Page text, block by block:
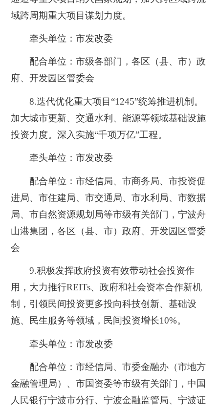
域跨周期重大项目谋划力度。
牵头单位：市发改委
配合单位：市级各部门，各区（县、市）政
府、开发园区管委会
8.迭代优化重大项目“1245”统筹推进机制。
加大城市更新、交通水利、能源等领域基础设施
投资力度。深入实施“千项万亿”工程。
牵头单位：市发改委
配合单位：市经信局、市商务局、市投资促
进局、市住建局、市交通局、市水利局、市数据
局、市自然资源规划局等市级有关部门，宁波舟
山港集团，各区（县、市）政府、开发园区管委
会
9.积极发挥政府投资有效带动社会投资作
用，大力推行REITs、政府和社会资本合作新机
制，引领民间投资更多投向科技创新、基础设
施、民生服务等领域，民间投资增长10%。
牵头单位：市发改委
配合单位：市经信局、市委金融办（市地方
金融管理局）、市国资委等市级有关部门，中国
人民银行宁波市分行、宁波金融监管局、宁波证